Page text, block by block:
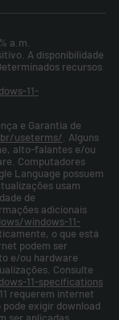
a.m.
A disponibilidade
recursos
11-
e Garantia de
useterms/. Alguns
alto-falantes e/ou
Computadores
Language possuem
usam
de
adicionais
windows-11-
o que está
podem ser
e/ou hardware
Consulte
11-specifications
requerem internet
exigir download